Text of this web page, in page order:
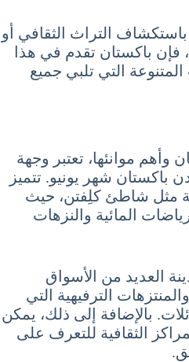
التراث الثقافي أو
فإن باكستان تقدم في هذا
التي تلبي جميع
موانئها، تعتبر وجهة
باكستان شهر يونيو. تتميز
مثل شاطئ كلِفتن، حيث
المائية والنزهات
العديد من الأسواق
الترفيهية التي
بالإضافة إلى ذلك، يمكن
الثقافية للتعرف على